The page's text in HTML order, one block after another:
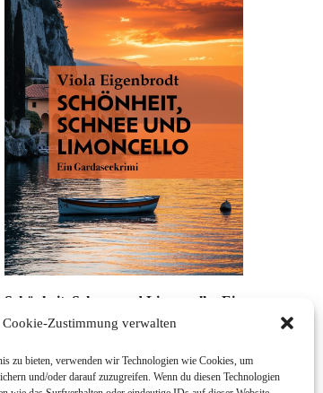
Cookie-Zustimmung verwalten
zu bieten, verwenden wir Technologien wie Cookies, um
und/oder darauf zuzugreifen. Wenn du diesen Technologien
Schönheit, Schnee und Limoncello: Ein
Gardaseekrimi